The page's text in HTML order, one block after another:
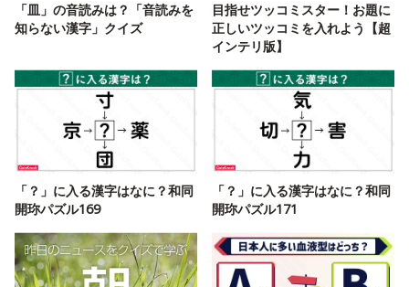
「皿」の音読みは？「音読みを
知らない漢字」クイズ
目指せツッコミスター！お題に
正しいツッコミを入れよう【超
インテリ版】
「？」に入る漢字はなに？和同
開珎パズル169
「？」に入る漢字はなに？和同
開珎パズル171